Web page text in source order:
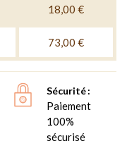
18,00 €
73,00 €
Sécurité
Paiement
100%
sécurisé